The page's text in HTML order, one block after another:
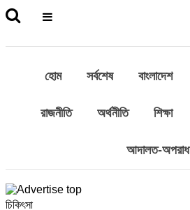
হোম সর্বশেষ বাংলাদেশ
রাজনীতি অর্থনীতি শিক্ষা
আদালত-অপরাধ
চিকিৎসা